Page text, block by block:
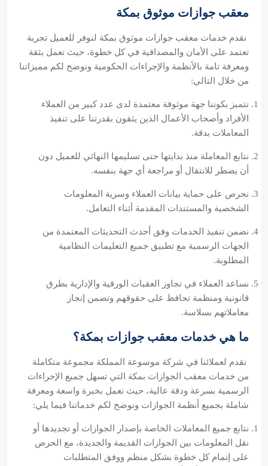
معقب جوازات موثوق بمكة
نقدم خدمات معقب جوازات موثوق بمكة لنوفر للعميل تجربة
تعتمد على الأمان والمصداقية في كل خطوة، حيث نعمل بثقة
ومعرفة تامة بالأنظمة والإجراءات الحكومية ونوضح لكم مميزاتنا
من خلال التالي:
نتميز بكوننا جهة موثوقة معتمدة لدى عدد كبير من العملاء
الأفراد وأصحاب الأعمال الذين يثقون بقدرتنا على تنفيذ
المعاملات بدقة.
نتابع المعاملة منذ بدايتها حتى تسليمها النهائي للعميل دون
أن يضطر للانتقال أو مراجعة أي جهة بنفسه.
نحرص على حماية بيانات العملاء وسرية المعلومات
الشخصية والمستندات المقدمة أثناء التعامل.
نضمن تنفيذ الخدمات وفق أحدث التحديثات المعتمدة من
الجهات الرسمية مع تطبيق جميع التعليمات النظامية
المطلوبة.
نساعد العملاء في تجاوز العقبات الورقية والإدارية بطرق
قانونية ومنظمة تحافظ على حقوقهم وتضمن إنجاز
معاملاتهم بسلاسة.
ما هي خدمات معقب جوازات بمكة؟
نقدم لعملائنا في شركة موسوعة المملكة مجموعة متكاملة
من خدمات معقب الجوازات بمكة التي تسهل جميع الإجراءات
الرسمية بسرعة ودقة عالية، حيث نعمل بخبرة واسعة ومعرفة
شاملة بجميع أنظمة الجوازات ونوضح لكم خدماتنا فيما يلي:
نتابع جميع المعاملات الخاصة بإصدار الجوازات أو تجديدها أو
نقل المعلومات بين الجوازات القديمة والجديدة، مع الحرص
على إتمام كل خطوة بشكل منظم ووفق المتطلبات